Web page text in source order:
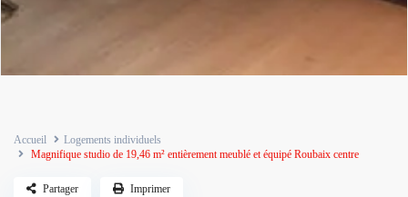
Accueil
Logements individuels
Magnifique studio de 19,46 m² entièrement meublé et équipé Roubaix centre
Partager Imprimer